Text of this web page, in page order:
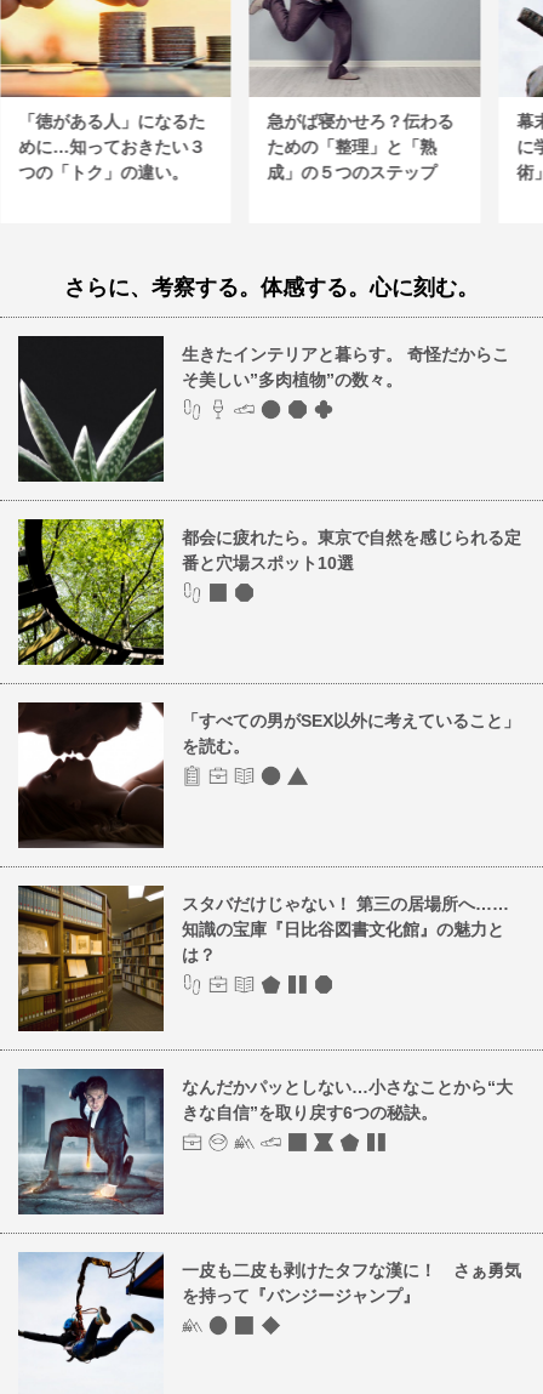
「徳がある人」になるた
めに…知っておきたい３
つの「トク」の違い。
急がば寝かせろ？伝わる
ための「整理」と「熟
成」の５つのステップ
幕
に
術
さらに、考察する。体感する。心に刻む。
生きたインテリアと暮らす。 奇怪だからこ
そ美しい”多肉植物”の数々。
都会に疲れたら。東京で自然を感じられる定
番と穴場スポット10選
「すべての男がSEX以外に考えていること」
を読む。
スタバだけじゃない！ 第三の居場所へ……
知識の宝庫『日比谷図書文化館』の魅力と
は？
なんだかパッとしない…小さなことから“大
きな自信”を取り戻す6つの秘訣。
一皮も二皮も剥けたタフな漢に！ さぁ勇気
を持って『バンジージャンプ』